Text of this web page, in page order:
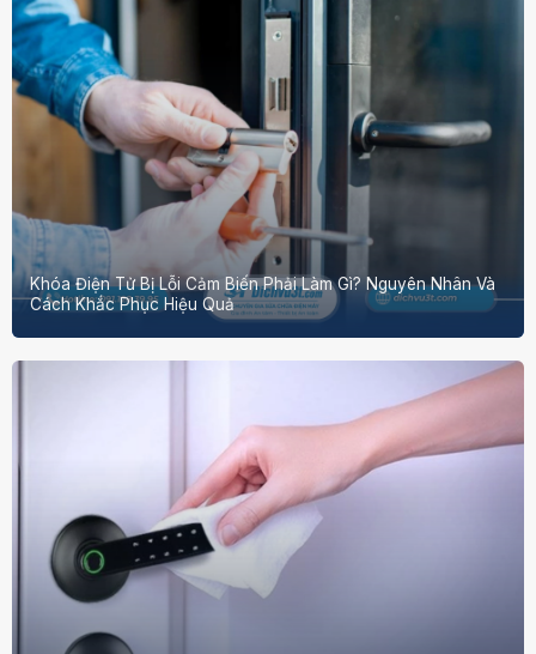
Khóa Điện Tử Bị Lỗi Cảm Biến Phải Làm Gì? Nguyên Nhân Và
Cách Khắc Phục Hiệu Quả